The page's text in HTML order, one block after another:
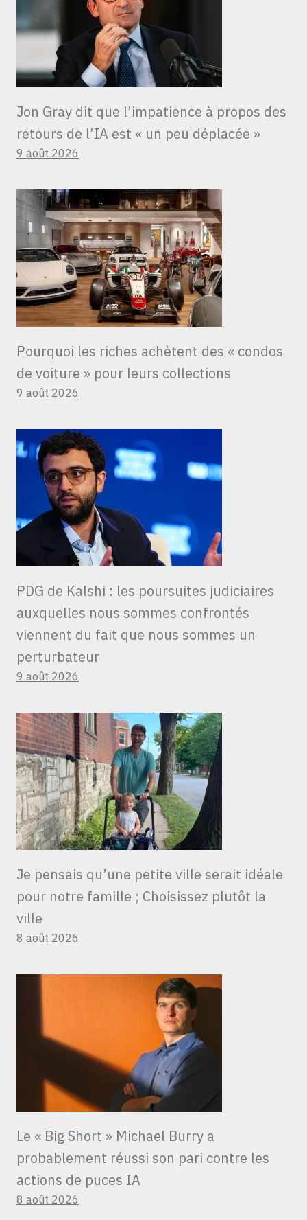
Jon Gray dit que l’impatience à propos des
retours de l’IA est « un peu déplacée »
9 août 2026
Pourquoi les riches achètent des « condos
de voiture » ​​pour leurs collections
9 août 2026
PDG de Kalshi : les poursuites judiciaires
auxquelles nous sommes confrontés
viennent du fait que nous sommes un
perturbateur
9 août 2026
Je pensais qu’une petite ville serait idéale
pour notre famille ; Choisissez plutôt la
ville
8 août 2026
Le « Big Short » Michael Burry a
probablement réussi son pari contre les
actions de puces IA
8 août 2026